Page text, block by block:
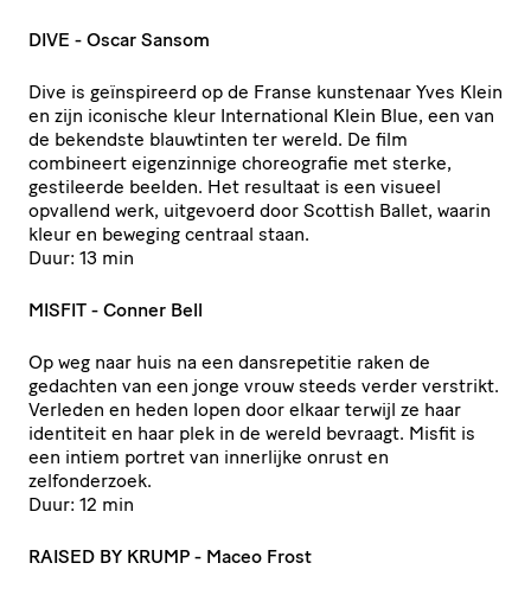
DIVE - Oscar Sansom
Dive is geïnspireerd op de Franse kunstenaar Yves Klein
en zijn iconische kleur International Klein Blue, een van
de bekendste blauwtinten ter wereld. De film
combineert eigenzinnige choreografie met sterke,
gestileerde beelden. Het resultaat is een visueel
opvallend werk, uitgevoerd door Scottish Ballet, waarin
kleur en beweging centraal staan.
Duur: 13 min
MISFIT - Conner Bell
Op weg naar huis na een dansrepetitie raken de
gedachten van een jonge vrouw steeds verder verstrikt.
Verleden en heden lopen door elkaar terwijl ze haar
identiteit en haar plek in de wereld bevraagt. Misfit is
een intiem portret van innerlijke onrust en
zelfonderzoek.
Duur: 12 min
RAISED BY KRUMP - Maceo Frost